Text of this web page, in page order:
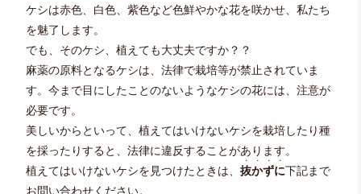
ケシは赤色、白色、紫色など色鮮やかな花を咲かせ、私たち
を魅了します。
でも、そのケシ、植えても大丈夫ですか？？
麻薬の原料となるケシは、法律で栽培等が禁止されていま
す。今まで目にしたことのないようなケシの花には、注意が
必要です。
美しいからといって、植えてはいけないケシを栽培したり種
を採ったりすると、法律に違反することがあります。
植えてはいけないケシを見つけたときは、抜かずに
・・・・
下記まで
お問い合わせください。